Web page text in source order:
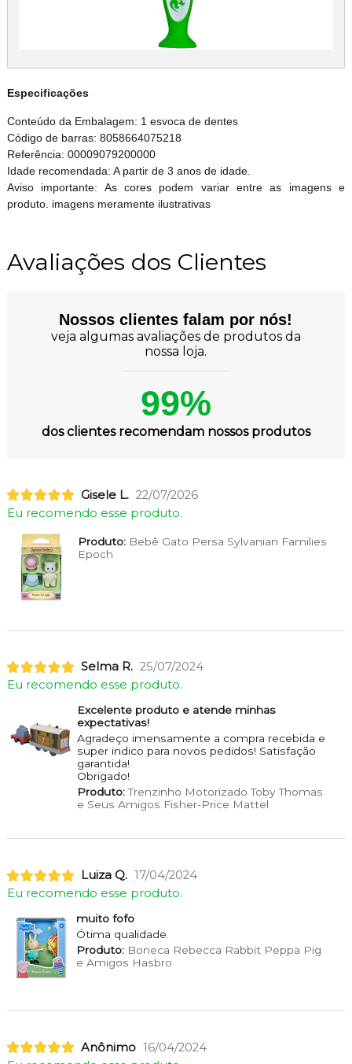
Especificações
Conteúdo da Embalagem: 1 esvoca de dentes
Código de barras: 8058664075218
Referência: 00009079200000
Idade recomendada: A partir de 3 anos de idade.
Aviso importante: As cores podem variar entre as imagens e
produto. imagens meramente ilustrativas
Avaliações dos Clientes
Nossos clientes falam por nós!
veja algumas avaliações de produtos da
nossa loja.
99%
dos clientes recomendam nossos produtos
Gisele L. 22/07/2026
Eu recomendo esse produto.
Produto:Bebê Gato Persa Sylvanian Families
Epoch
Selma R. 25/07/2024
Eu recomendo esse produto.
Excelente produto e atende minhas
expectativas!
Agradeço imensamente a compra recebida e
super indico para novos pedidos! Satisfação
garantida!
Obrigado!
Produto:Trenzinho Motorizado Toby Thomas
e Seus Amigos Fisher-Price Mattel
Luiza Q. 17/04/2024
Eu recomendo esse produto.
muito fofo
Ótima qualidade.
Produto:Boneca Rebecca Rabbit Peppa Pig
e Amigos Hasbro
Anônimo 16/04/2024